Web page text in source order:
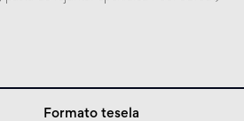
Formato tesela